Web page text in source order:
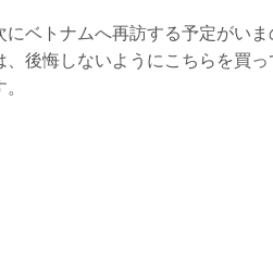
にベトナムへ再訪する予定がい
、後悔しないようにこちらを買